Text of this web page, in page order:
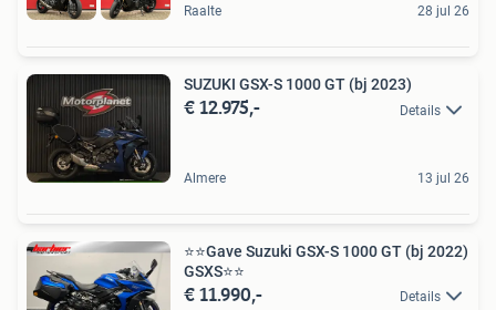
Raalte 28 jul 26
SUZUKI GSX-S 1000 GT (bj 2023)
€ 12.975,- Details
Almere 13 jul 26
⭐️⭐Gave Suzuki GSX-S 1000 GT (bj 2022)
GSXS⭐️⭐
€ 11.990,- Details